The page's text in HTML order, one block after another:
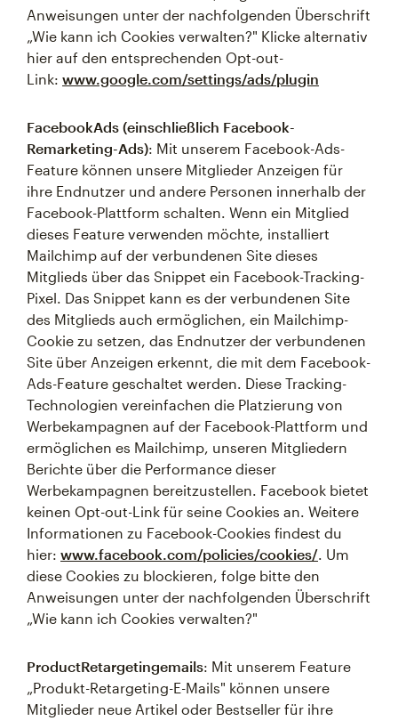
Anweisungen unter der nachfolgenden Überschrift
„Wie kann ich Cookies verwalten?" Klicke alternativ
hier auf den entsprechenden Opt-out-
Link: www.google.com/settings/ads/plugin
FacebookAds (einschließlich Facebook-
Remarketing-Ads): Mit unserem Facebook-Ads-
Feature können unsere Mitglieder Anzeigen für
ihre Endnutzer und andere Personen innerhalb der
Facebook-Plattform schalten. Wenn ein Mitglied
dieses Feature verwenden möchte, installiert
Mailchimp auf der verbundenen Site dieses
Mitglieds über das Snippet ein Facebook-Tracking-
Pixel. Das Snippet kann es der verbundenen Site
des Mitglieds auch ermöglichen, ein Mailchimp-
Cookie zu setzen, das Endnutzer der verbundenen
Site über Anzeigen erkennt, die mit dem Facebook-
Ads-Feature geschaltet werden. Diese Tracking-
Technologien vereinfachen die Platzierung von
Werbekampagnen auf der Facebook-Plattform und
ermöglichen es Mailchimp, unseren Mitgliedern
Berichte über die Performance dieser
Werbekampagnen bereitzustellen. Facebook bietet
keinen Opt-out-Link für seine Cookies an. Weitere
Informationen zu Facebook-Cookies findest du
hier: www.facebook.com/policies/cookies/. Um
diese Cookies zu blockieren, folge bitte den
Anweisungen unter der nachfolgenden Überschrift
„Wie kann ich Cookies verwalten?"
ProductRetargetingemails: Mit unserem Feature
„Produkt-Retargeting-E-Mails" können unsere
Mitglieder neue Artikel oder Bestseller für ihre